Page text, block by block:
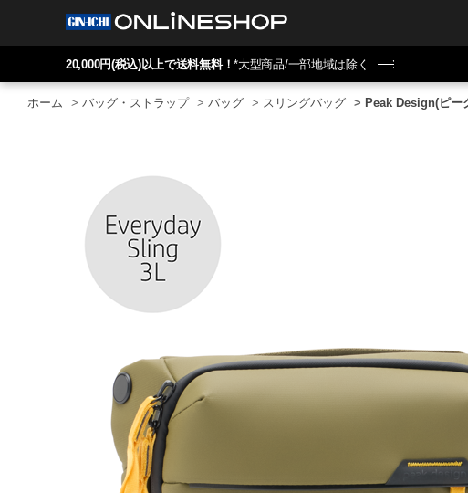
20,000円(税込)以上で送料無料！*大型商品/一部地域は除く
ホーム > バッグ・ストラップ > バッグ > スリングバッグ > Peak Design(ピー